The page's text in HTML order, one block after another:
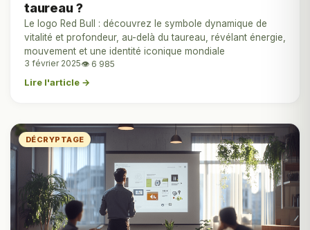
taureau ?
Le logo Red Bull : découvrez le symbole dynamique de
vitalité et profondeur, au-delà du taureau, révélant énergie,
mouvement et une identité iconique mondiale
3 février 2025👁 6 985
Lire l'article →
DÉCRYPTAGE